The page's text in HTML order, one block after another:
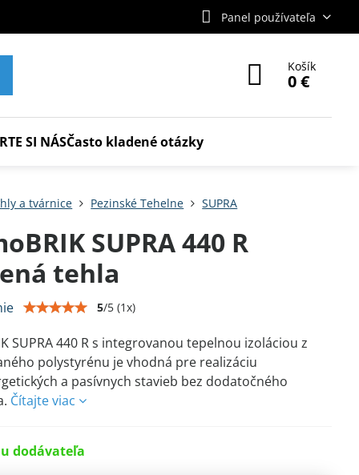
Panel používateľa
Košík
0 €
SI NÁSČasto kladené otázky
a tvárnice Pezinské Tehelne SUPRA
SUPRA 440 R
tehla
5/5 (1x)
SUPRA 440 R s integrovanou tepelnou izoláciou z
polystyrénu je vhodná pre realizáciu
a pasívnych stavieb bez dodatočného
Čítajte viac
dodávateľa